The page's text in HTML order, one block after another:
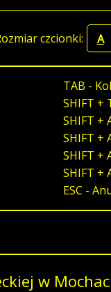
czcionki: A
TAB -
SHIFT +
SHIFT +
SHIFT +
SHIFT +
SHIFT +
ESC -
w